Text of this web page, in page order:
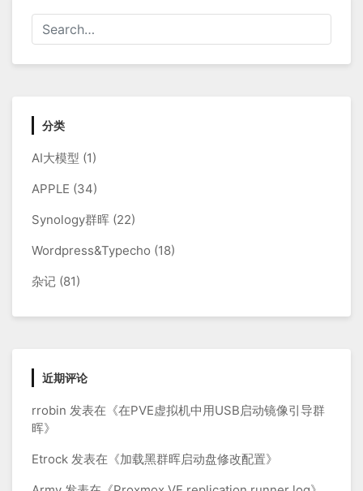
动
修
改
分类
AI大模型 (1)
APPLE (34)
Synology群晖 (22)
Wordpress&Typecho (18)
杂记 (81)
近期评论
rrobin 发表在《在PVE虚拟机中用USB启动镜像引导群
晖》
Etrock 发表在《加载黑群晖启动盘修改配置》